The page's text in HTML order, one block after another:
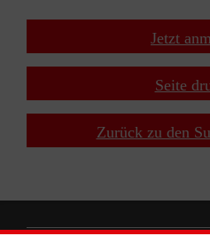
Jetzt
Seite
Zurück zu den